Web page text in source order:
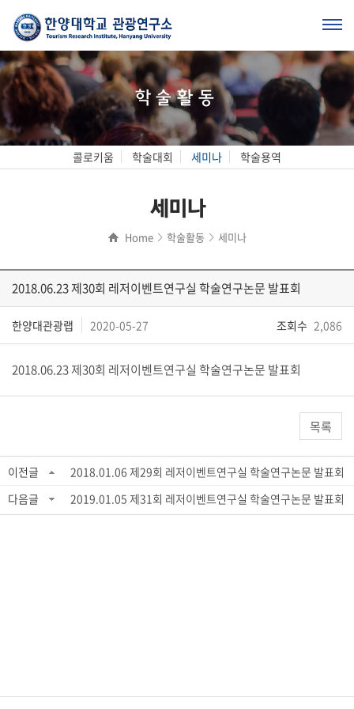
학술활동
콜로키움 학술대회 세미나 학술용역
세미나
Home 학술활동 세미나
2018.06.23 제30회 레저이벤트연구실 학술연구논문 발표회
한양대관광랩 2020-05-27 조회수 2,086
2018.06.23 제30회 레저이벤트연구실 학술연구논문 발표회
목록
이전글
2018.01.06 제29회 레저이벤트연구실 학술연구논문 발표회
다음글
2019.01.05 제31회 레저이벤트연구실 학술연구논문 발표회